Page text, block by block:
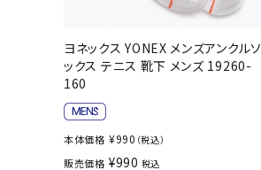
ヨネックス YONEX メンズアンクルソ
ックス テニス 靴下 メンズ 19260-
160
本体価格 ¥990 （税込）
販売価格 ¥990 税込